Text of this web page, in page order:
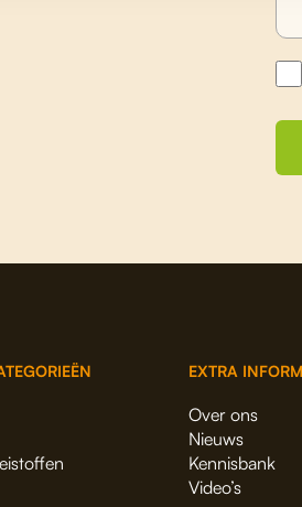
EXTRA
Over ons
Nieuws
Kennisbank
Video’s